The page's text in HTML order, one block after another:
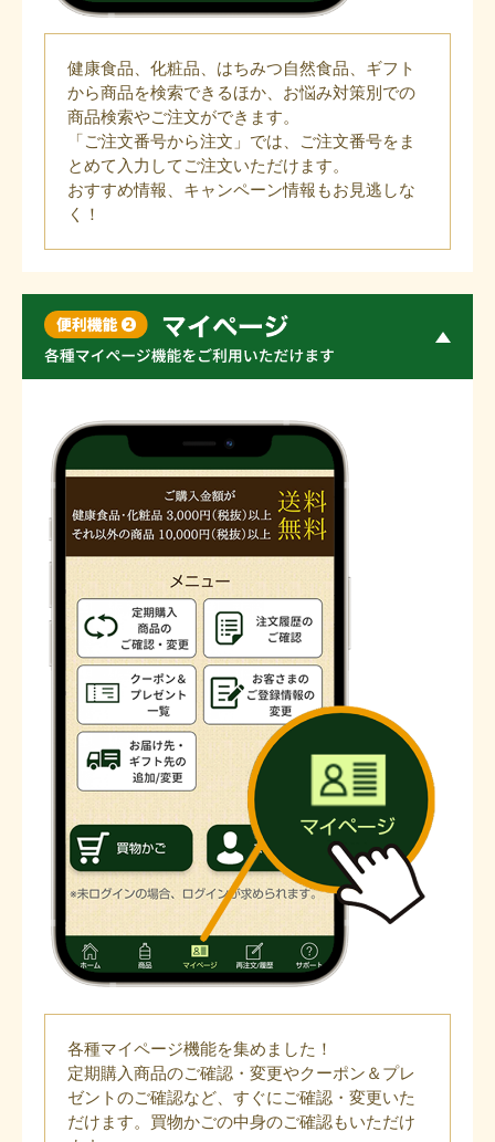
健康食品、化粧品、はちみつ自然食品、ギフト
から商品を検索できるほか、お悩み対策別での
商品検索やご注文ができます。
「ご注文番号から注文」では、ご注文番号をま
とめて入力してご注文いただけます。
おすすめ情報、キャンペーン情報もお見逃しな
く！
各種マイページ機能を集めました！
定期購入商品のご確認・変更やクーポン＆プレ
ゼントのご確認など、すぐにご確認・変更いた
だけます。買物かごの中身のご確認もいただけ